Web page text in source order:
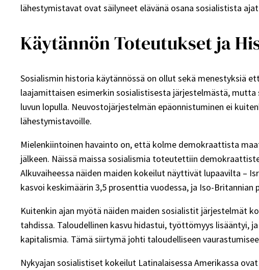
lähestymistavat ovat säilyneet elävänä osana sosialistista
Käytännön Toteutukset ja
Sosialismin historia käytännössä on ollut sekä menestyksiä
laajamittaisen esimerkin sosialistisesta järjestelmästä,
luvun lopulla. Neuvostojärjestelmän epäonnistuminen ei
lähestymistavoille.
Mielenkiintoinen havainto on, että kolme demokraattista
jälkeen. Näissä maissa sosialismia toteutettiin
Alkuvaiheessa näiden maiden kokeilut näyttivät lupaavilta –
kasvoi keskimäärin 3,5 prosenttia vuodessa, ja Iso-
Kuitenkin ajan myötä näiden maiden sosialistit järjestelmät
tahdissa. Taloudellinen kasvu hidastui, työttömyys
kapitalismia. Tämä siirtymä johti taloudelliseen
Nykyajan sosialistiset kokeilut Latinalaisessa Amerikassa